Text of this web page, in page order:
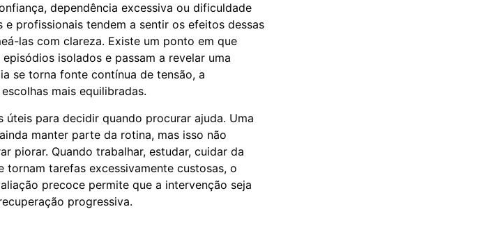
dependência excessiva ou dificuldade
profissionais tendem a sentir os efeitos dessas
las com clareza. Existe um ponto em que
isolados e passam a revelar uma
se torna fonte contínua de tensão, a
mais equilibradas.
para decidir quando procurar ajuda. Uma
manter parte da rotina, mas isso não
piorar. Quando trabalhar, estudar, cuidar da
tarefas excessivamente custosas, o
precoce permite que a intervenção seja
progressiva.